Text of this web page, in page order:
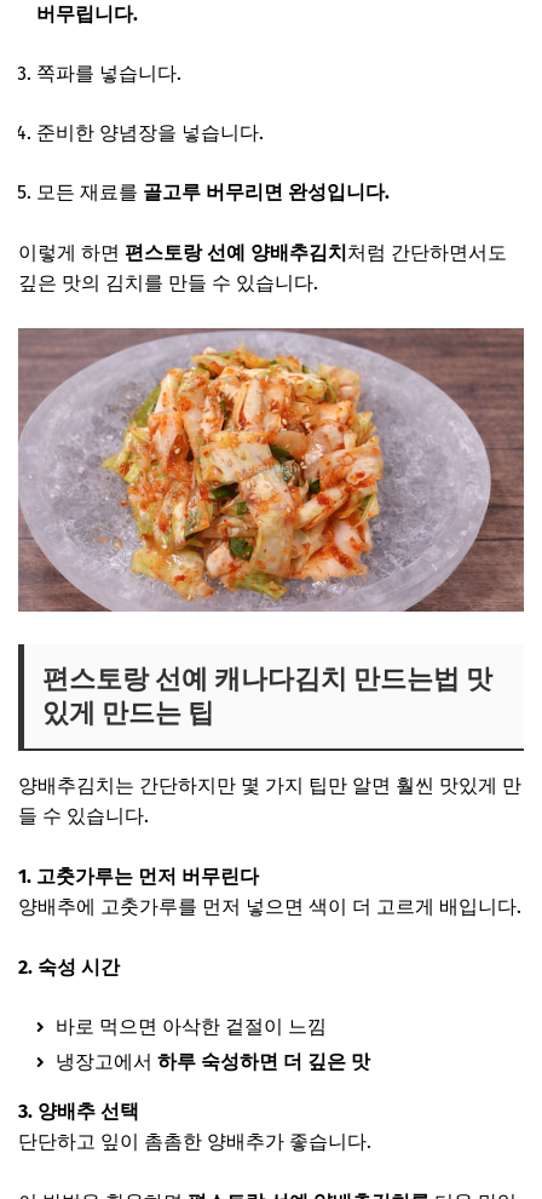
버무립니다.
쪽파를 넣습니다.
준비한 양념장을 넣습니다.
모든 재료를 골고루 버무리면 완성입니다.
이렇게 하면 편스토랑 선예 양배추김치처럼 간단하면서도
깊은 맛의 김치를 만들 수 있습니다.
편스토랑 선예 캐나다김치 만드는법 맛
있게 만드는 팁
양배추김치는 간단하지만 몇 가지 팁만 알면 훨씬 맛있게 만
들 수 있습니다.
1. 고춧가루는 먼저 버무린다
양배추에 고춧가루를 먼저 넣으면 색이 더 고르게 배입니다.
2. 숙성 시간
바로 먹으면 아삭한 겉절이 느낌
냉장고에서 하루 숙성하면 더 깊은 맛
3. 양배추 선택
단단하고 잎이 촘촘한 양배추가 좋습니다.